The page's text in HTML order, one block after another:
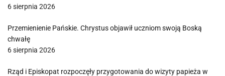
6 sierpnia 2026
Przemienienie Pańskie. Chrystus objawił uczniom swoją Boską
chwałę
6 sierpnia 2026
Rząd i Episkopat rozpoczęły przygotowania do wizyty papieża w